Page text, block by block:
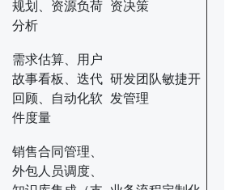
规划、资源负荷
分析
资决策
需求估算、用户
故事看板、迭代
回顾、自动化软
件度量
研发团队敏捷开
发管理
销售合同管理、
外包人员调度、